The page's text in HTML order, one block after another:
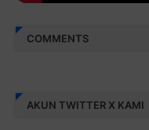
COMMENTS
AKUN TWITTER X KAMI